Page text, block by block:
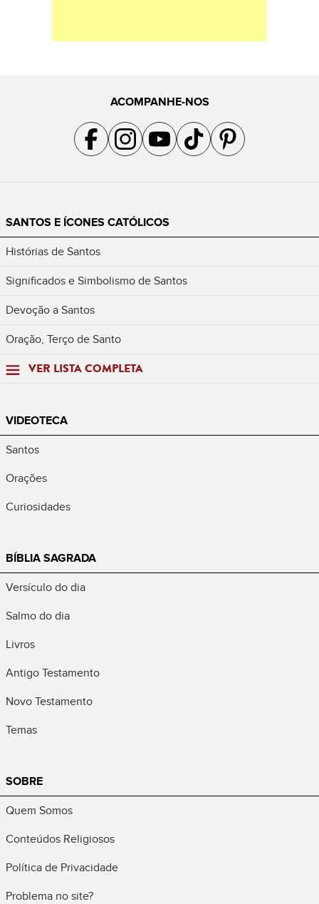
ACOMPANHE-NOS
Acompanhe a gente no Facebook
Acompanhe a gente no Instagram
Acompanhe a gente no YouTube
Acompanhe a gente no TikTok
Acompanhe a gente no
SANTOS E ÍCONES CATÓLICOS
Histórias de Santos
Significados e Simbolismo de Santos
Devoção a Santos
Oração, Terço de Santo
VER LISTA COMPLETA
VIDEOTECA
Santos
Orações
Curiosidades
BÍBLIA SAGRADA
Versículo do dia
Salmo do dia
Livros
Antigo Testamento
Novo Testamento
Temas
SOBRE
Quem Somos
Conteúdos Religiosos
Política de Privacidade
Problema no site?